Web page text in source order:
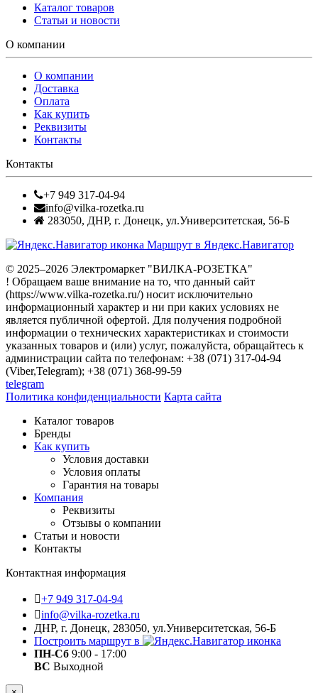
Каталог товаров
Статьи и новости
О компании
О компании
Доставка
Оплата
Как купить
Реквизиты
Контакты
Контакты
+7 949 317-04-94
info@vilka-rozetka.ru
283050, ДНР, г. Донецк, ул.Университетская, 56-Б
Маршрут в Яндекс.Навигатор
© 2025–2026 Электромаркет "ВИЛКА-РОЗЕТКА"
! Обращаем ваше внимание на то, что данный сайт
(https://www.vilka-rozetka.ru/) носит исключительно
информационный характер и ни при каких условиях не
является публичной офертой. Для получения подробной
информации о технических характеристиках и стоимости
указанных товаров и (или) услуг, пожалуйста, обращайтесь к
администрации сайта по телефонам: +38 (071) 317-04-94
(Viber,Telegram); +38 (071) 368-99-59
telegram
Политика конфиденциальности Карта сайта
Каталог товаров
Бренды
Как купить
Условия доставки
Условия оплаты
Гарантия на товары
Компания
Реквизиты
Отзывы о компании
Статьи и новости
Контакты
Контактная информация
+7 949 317-04-94
info@vilka-rozetka.ru
ДНР, г. Донецк, 283050, ул.Университетская, 56-Б
Построить маршрут в
ПН-Сб 9:00 - 17:00
ВС Выходной